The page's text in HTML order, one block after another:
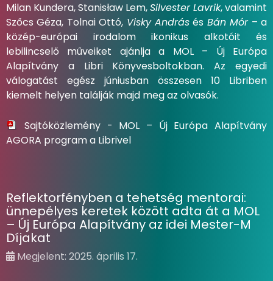
Milan Kundera, Stanisław Lem,Silvester Lavrik, valamint
Szőcs Géza, Tolnai Ottó, Visky András és Bán Mór– a
közép-európai irodalom ikonikus alkotóit és
lebilincselő műveiket ajánlja a MOL – Új Európa
Alapítvány a Libri Könyvesboltokban. Az egyedi
válogatást egész júniusban összesen 10 Libriben
kiemelt helyen találják majd meg az olvasók.
Sajtóközlemény - MOL – Új Európa Alapítvány
AGORA program a Librivel
Reflektorfényben a tehetség mentorai:
ünnepélyes keretek között adta át a MOL
– Új Európa Alapítvány az idei Mester-M
Díjakat
Megjelent: 2025. április 17.